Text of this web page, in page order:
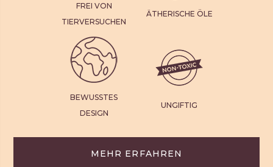
FREI VON
TIERVERSUCHEN
ÄTHERISCHE ÖLE
BEWUSSTES
DESIGN
UNGIFTIG
MEHR ERFAHREN